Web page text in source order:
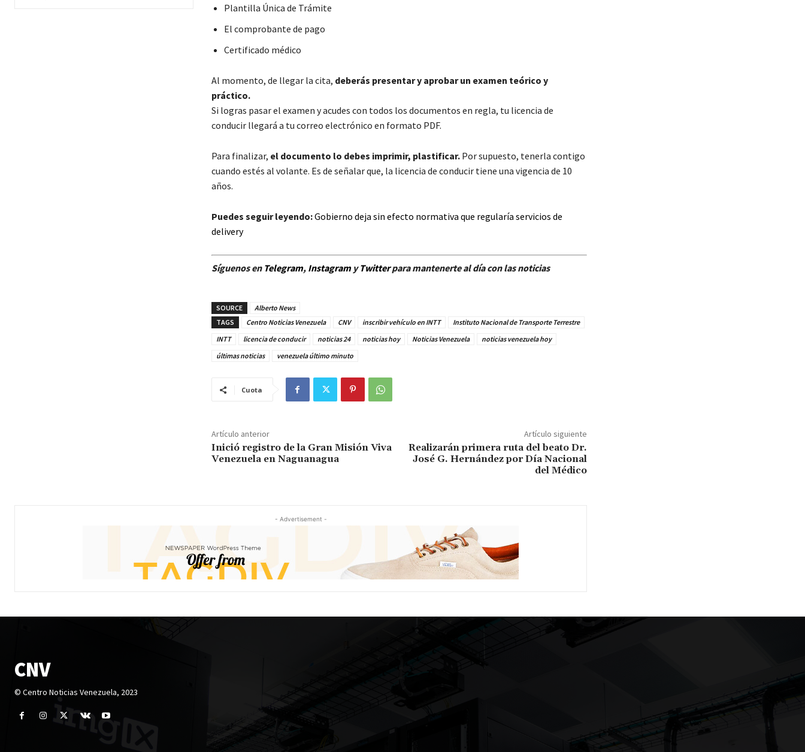
Plantilla Única de Trámite
El comprobante de pago
Certificado médico
Al momento, de llegar la cita, deberás presentar y aprobar un examen teórico y
práctico.
Si logras pasar el examen y acudes con todos los documentos en regla, tu licencia de
conducir llegará a tu correo electrónico en formato PDF.
Para finalizar, el documento lo debes imprimir, plastificar.Por supuesto, tenerla contigo
cuando estés al volante. Es de señalar que, la licencia de conducir tiene una vigencia de 10
años.
Puedes seguir leyendo:Gobierno deja sin efecto normativa que regularía servicios de
delivery
Síguenos en Telegram, InstagramyTwitterpara mantenerte al día con las noticias
SOURCE
Alberto News
TAGS
Centro Noticias Venezuela CNV inscribir vehículo en INTT
Instituto Nacional de Transporte Terrestre
INTT
licencia de conducir noticias 24 noticias hoy Noticias Venezuela
noticias venezuela hoy
últimas noticias
venezuela último minuto
Cuota
Artículo anterior
Inició registro de la Gran Misión Viva
Venezuela en Naguanagua
Artículo siguiente
Realizarán primera ruta del beato Dr.
José G. Hernández por Día Nacional
del Médico
- Advertisement -
CNV
© Centro Noticias Venezuela, 2023